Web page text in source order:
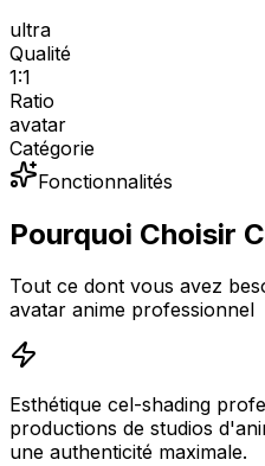
ultra
Qualité
1:1
Ratio
avatar
Catégorie
Fonctionnalités
Pourquoi Choisir
Tout ce dont vous avez
avatar anime professionnel
Esthétique cel-shading
productions de studios
une authenticité maximale.